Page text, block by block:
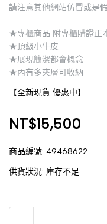
請注意其他網站仿冒或是
★專櫃商品 附專櫃購證正
★頂級小牛皮
★展現簡潔都會概念
★內有多夾層可收納
【全新現貨 優惠中】
NT$15,500
商品編號: 49468622
供貨狀況: 庫存不足